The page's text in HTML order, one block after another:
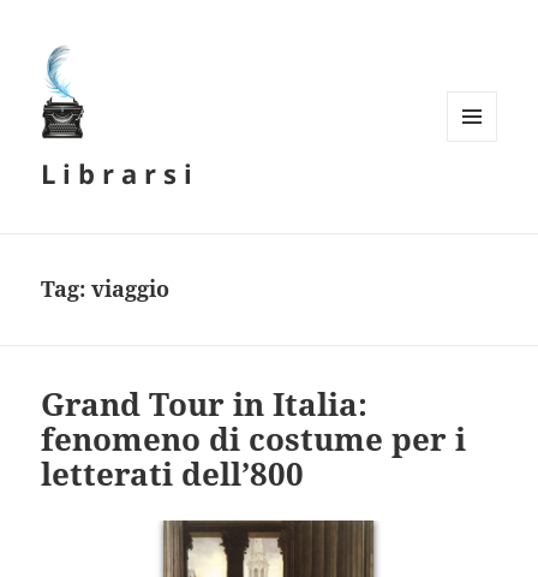
L i b r a r s i
Tag:viaggio
Grand Tour in Italia:
fenomeno di costume per i
letterati dell’800